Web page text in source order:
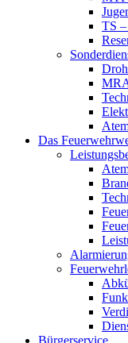
TS
Das
Bürgerservice